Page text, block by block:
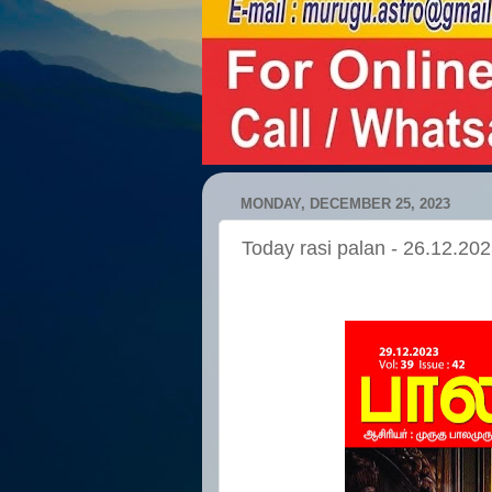
MONDAY, DECEMBER 25, 2023
Today rasi palan -